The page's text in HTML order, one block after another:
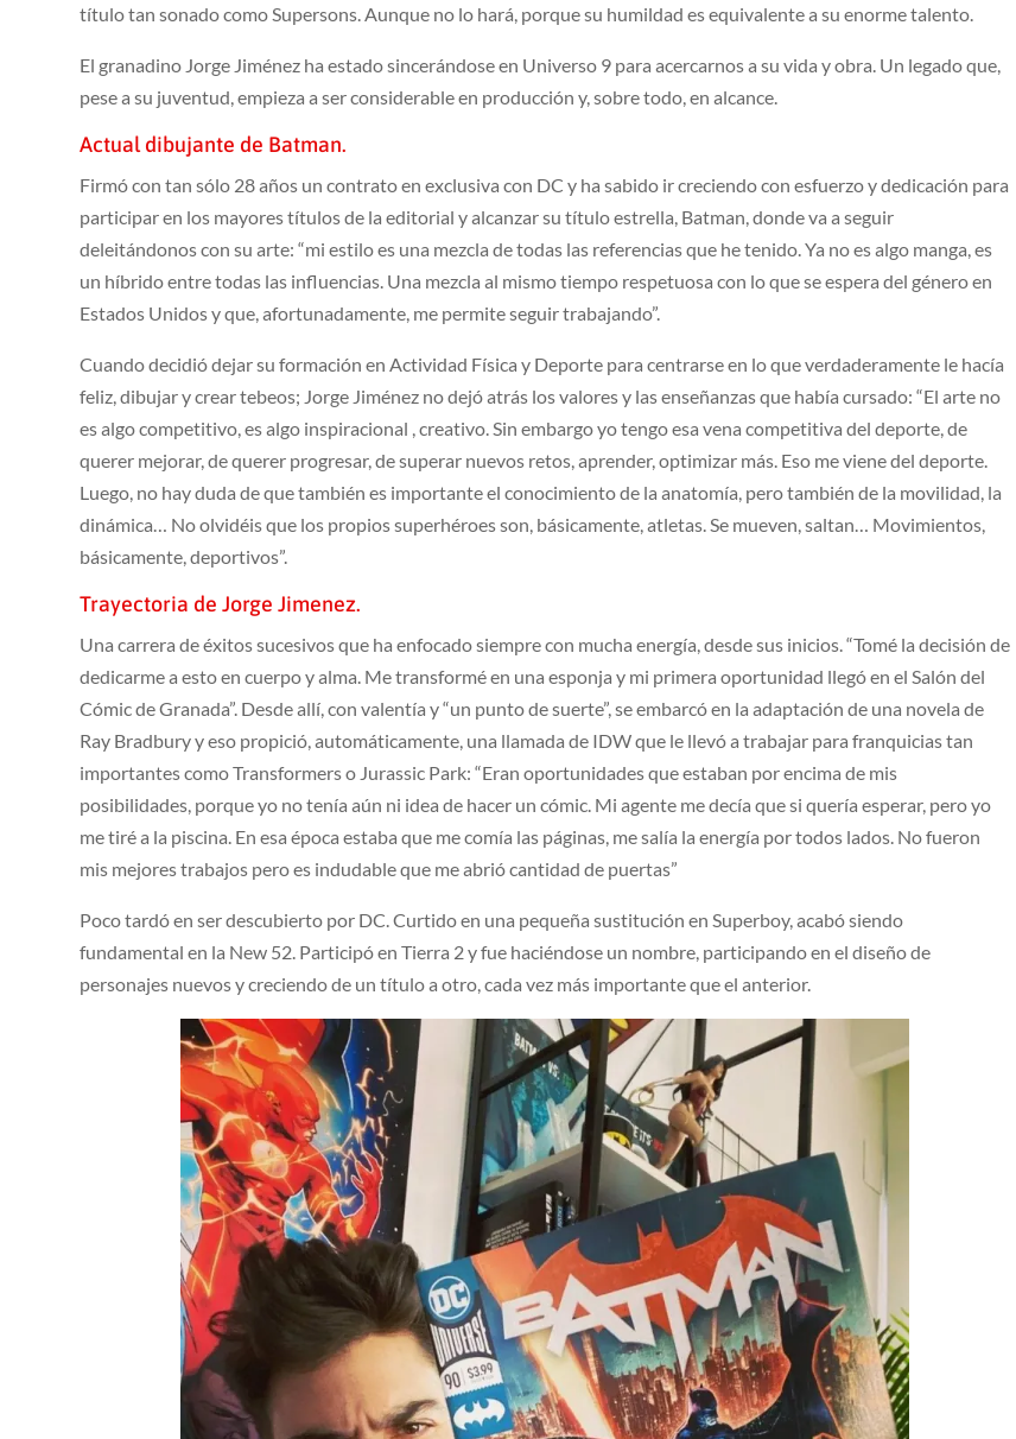
título tan sonado como Supersons. Aunque no lo hará, porque su humildad es equivalente a su enorme talento.
El granadino Jorge Jiménez ha estado sincerándose en Universo 9 para acercarnos a su vida y obra. Un legado que,
pese a su juventud, empieza a ser considerable en producción y, sobre todo, en alcance.
Actual dibujante de Batman.
Firmó con tan sólo 28 años un contrato en exclusiva con DC y ha sabido ir creciendo con esfuerzo y dedicación para
participar en los mayores títulos de la editorial y alcanzar su título estrella, Batman, donde va a seguir
deleitándonos con su arte: “mi estilo es una mezcla de todas las referencias que he tenido. Ya no es algo manga, es
un híbrido entre todas las influencias. Una mezcla al mismo tiempo respetuosa con lo que se espera del género en
Estados Unidos y que, afortunadamente, me permite seguir trabajando”.
Cuando decidió dejar su formación en Actividad Física y Deporte para centrarse en lo que verdaderamente le hacía
feliz, dibujar y crear tebeos; Jorge Jiménez no dejó atrás los valores y las enseñanzas que había cursado: “El arte no
es algo competitivo, es algo inspiracional , creativo. Sin embargo yo tengo esa vena competitiva del deporte, de
querer mejorar, de querer progresar, de superar nuevos retos, aprender, optimizar más. Eso me viene del deporte.
Luego, no hay duda de que también es importante el conocimiento de la anatomía, pero también de la movilidad, la
dinámica… No olvidéis que los propios superhéroes son, básicamente, atletas. Se mueven, saltan… Movimientos,
básicamente, deportivos”.
Trayectoria de Jorge Jimenez.
Una carrera de éxitos sucesivos que ha enfocado siempre con mucha energía, desde sus inicios. “Tomé la decisión de
dedicarme a esto en cuerpo y alma. Me transformé en una esponja y mi primera oportunidad llegó en el Salón del
Cómic de Granada”. Desde allí, con valentía y “un punto de suerte”, se embarcó en la adaptación de una novela de
Ray Bradbury y eso propició, automáticamente, una llamada de IDW que le llevó a trabajar para franquicias tan
importantes como Transformers o Jurassic Park: “Eran oportunidades que estaban por encima de mis
posibilidades, porque yo no tenía aún ni idea de hacer un cómic. Mi agente me decía que si quería esperar, pero yo
me tiré a la piscina. En esa época estaba que me comía las páginas, me salía la energía por todos lados. No fueron
mis mejores trabajos pero es indudable que me abrió cantidad de puertas”
Poco tardó en ser descubierto por DC. Curtido en una pequeña sustitución en Superboy, acabó siendo
fundamental en la New 52. Participó en Tierra 2 y fue haciéndose un nombre, participando en el diseño de
personajes nuevos y creciendo de un título a otro, cada vez más importante que el anterior.